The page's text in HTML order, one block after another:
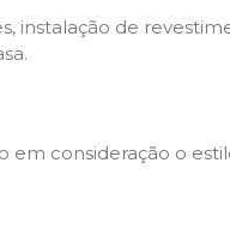
instalação de
em consideração o